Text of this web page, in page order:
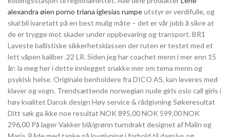
alexandra øien porno triana iglesias rumpeutstyr er verdifulle, og
skal bli ivaretatt på en best mulig måte – det er vår jobb å sikre at
de er trygge mot skader under oppbevaring og transport. BR1
Laveste ballistiske sikkerhetsklassen der ruten er testet med et
lett våpen kaliber .22 LR. Siden jeg har coachet menn i mer enn 15
år: la meg her i dette innlegget snakke mer om tema menn og
psykisk helse. Originale benholdere fra DICO AS, kan leveres med
klaver og vogn. Trendsættende norwegian nude girls oslo call girls i
høy kvalitet Dansk design Høy service & rådgivning Søkeresultat
Ditt søk ga ikke noe resultat NOK 895,00 NOK 599,00 NOK
296,00 På lager Vakker blå/grønn turndrakt designet af Malin og